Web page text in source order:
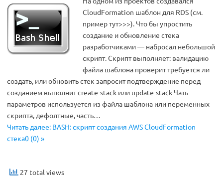
CloudFormation шаблон для RDS (см.
пример тут>>>). Что бы упростить
создание и обновление стека
разработчиками — набросал небольшой
скрипт. Скрипт выполняет: валидацию
файла шаблона проверит требуется ли
создать, или обновить стек запросит подтверждение перед
созданием выполнит create-stack или update-stack Чать
параметров используется из файла шаблона или переменных
скрипта, дефолтные, часть…
Читать далее: BASH: скрипт создания AWS CloudFormation
стека0 (0) »
27 total views